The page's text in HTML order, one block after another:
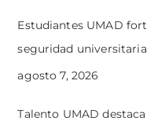
Estudiantes UMAD
seguridad
agosto 7, 2026
Talento UMAD